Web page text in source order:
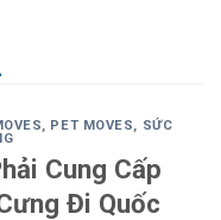
, PET MOVES, SỨC
Cung Cấp
Đi Quốc